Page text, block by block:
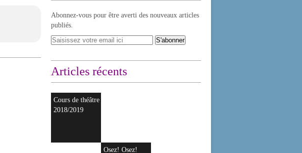
Abonnez-vous pour être averti des nouveaux articles
publiés.
Articles récents
Cours de théâtre
2018/2019
Osez! Osez!